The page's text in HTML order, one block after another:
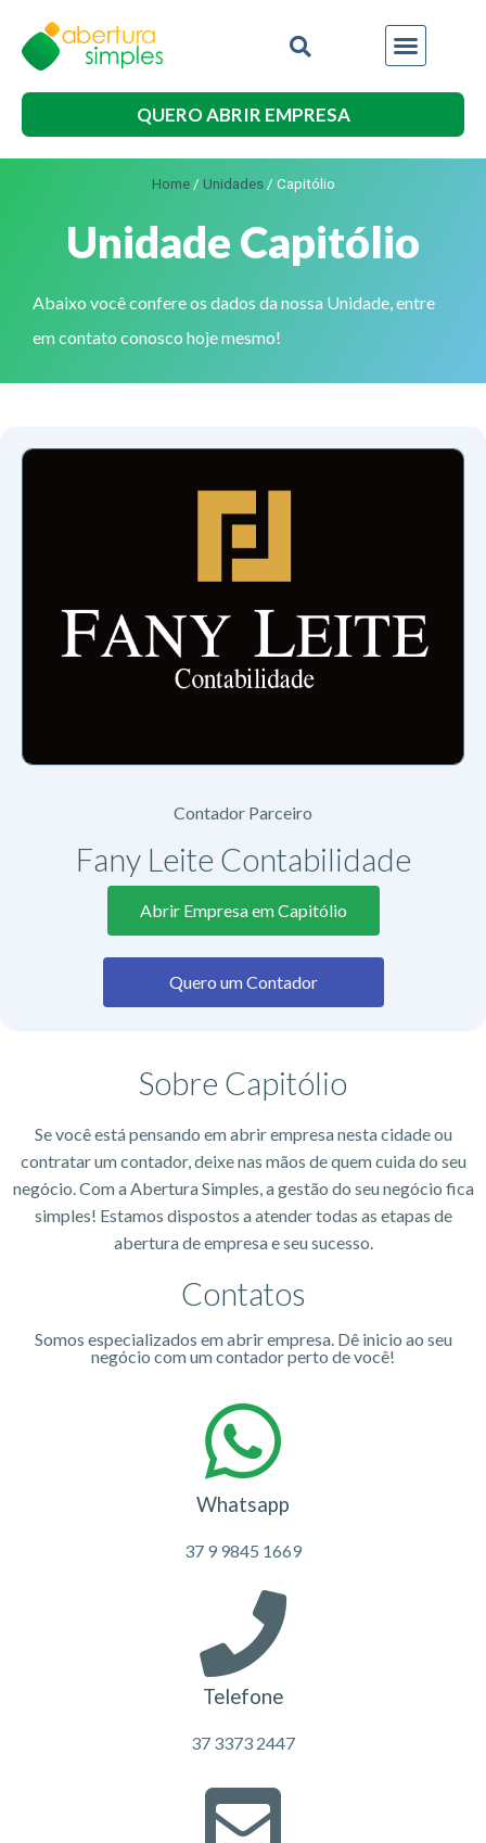
QUERO ABRIR EMPRESA
Home/ Unidades/ Capitólio
Unidade Capitólio
Abaixo você confere os dados da nossa Unidade, entre
em contato conosco hoje mesmo!
Contador Parceiro
Fany Leite Contabilidade
Abrir Empresa em Capitólio
Quero um Contador
Sobre Capitólio
Se você está pensando em abrir empresa nesta cidade ou
contratar um contador, deixe nas mãos de quem cuida do seu
negócio. Com a Abertura Simples, a gestão do seu negócio fica
simples! Estamos dispostos a atender todas as etapas de
abertura de empresa e seu sucesso.
Contatos
Somos especializados em abrir empresa. Dê inicio ao seu
negócio com um contador perto de você!
Whatsapp
37 9 9845 1669
Telefone
37 3373 2447